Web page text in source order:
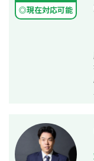
◎現在対応可能